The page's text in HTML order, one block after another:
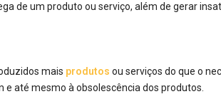
de um produto ou serviço, além de gerar
mais produtos ou serviços do que o
e até mesmo à obsolescência dos produtos.